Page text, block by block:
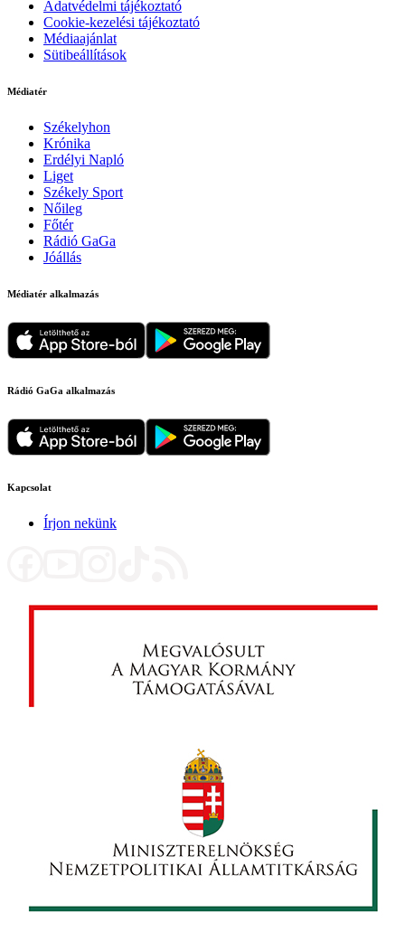
Adatvédelmi tájékoztató
Cookie-kezelési tájékoztató
Médiaajánlat
Sütibeállítások
Médiatér
Székelyhon
Krónika
Erdélyi Napló
Liget
Székely Sport
Nőileg
Főtér
Rádió GaGa
Jóállás
Médiatér alkalmazás
Rádió GaGa alkalmazás
Kapcsolat
Írjon nekünk